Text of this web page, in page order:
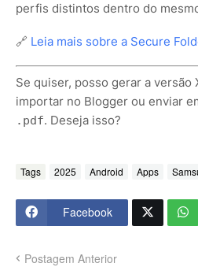
perfis distintos dentro do
🔗 Leia mais sobre a Secure
Se quiser, posso gerar a versão
importar no Blogger ou enviar
.pdf. Deseja isso?
Tags 2025 Android Apps
Facebook
Postagem Anterior